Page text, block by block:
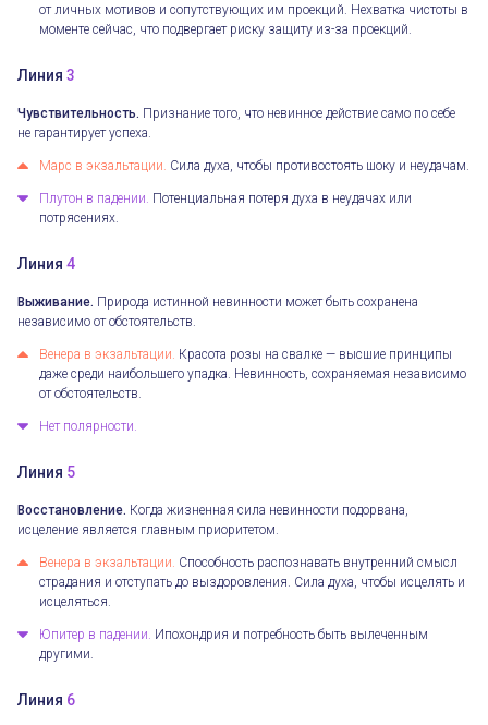
от личных мотивов и сопутствующих им проекций. Нехватка чистоты в
моменте сейчас, что подвергает риску защиту из-за проекций.
Линия 3
Чувствительность. Признание того, что невинное действие само по себе
не гарантирует успеха.
Марс в экзальтации. Сила духа, чтобы противостоять шоку и неудачам.
Плутон в падении. Потенциальная потеря духа в неудачах или
потрясениях.
Линия 4
Выживание. Природа истинной невинности может быть сохранена
независимо от обстоятельств.
Венера в экзальтации. Красота розы на свалке — высшие принципы
даже среди наибольшего упадка. Невинность, сохраняемая независимо
от обстоятельств.
Нет полярности.
Линия 5
Восстановление. Когда жизненная сила невинности подорвана,
исцеление является главным приоритетом.
Венера в экзальтации. Способность распознавать внутренний смысл
страдания и отступать до выздоровления. Сила духа, чтобы исцелять и
исцеляться.
Юпитер в падении. Ипохондрия и потребность быть вылеченным
другими.
Линия 6